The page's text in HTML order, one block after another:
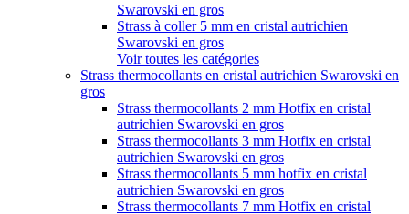
Swarovski en gros
Strass à coller 5 mm en cristal autrichien
Swarovski en gros
Voir toutes les catégories
Strass thermocollants en cristal autrichien Swarovski en
gros
Strass thermocollants 2 mm Hotfix en cristal
autrichien Swarovski en gros
Strass thermocollants 3 mm Hotfix en cristal
autrichien Swarovski en gros
Strass thermocollants 5 mm hotfix en cristal
autrichien Swarovski en gros
Strass thermocollants 7 mm Hotfix en cristal